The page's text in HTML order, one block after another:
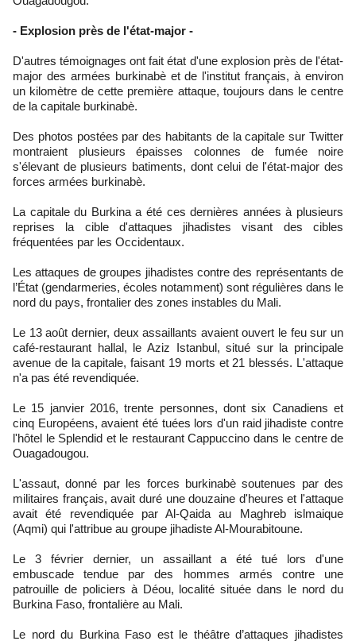
- Explosion près de l'état-major -
D'autres témoignages ont fait état d'une explosion près de l'état-
major des armées burkinabè et de l'institut français, à environ
un kilomètre de cette première attaque, toujours dans le centre
de la capitale burkinabè.
Des photos postées par des habitants de la capitale sur Twitter
montraient plusieurs épaisses colonnes de fumée noire
s'élevant de plusieurs batiments, dont celui de l'état-major des
forces armées burkinabè.
La capitale du Burkina a été ces dernières années à plusieurs
reprises la cible d'attaques jihadistes visant des cibles
fréquentées par les Occidentaux.
Les attaques de groupes jihadistes contre des représentants de
l’État (gendarmeries, écoles notamment) sont régulières dans le
nord du pays, frontalier des zones instables du Mali.
Le 13 août dernier, deux assaillants avaient ouvert le feu sur un
café-restaurant hallal, le Aziz Istanbul, situé sur la principale
avenue de la capitale, faisant 19 morts et 21 blessés. L'attaque
n'a pas été revendiquée.
Le 15 janvier 2016, trente personnes, dont six Canadiens et
cinq Européens, avaient été tuées lors d'un raid jihadiste contre
l'hôtel le Splendid et le restaurant Cappuccino dans le centre de
Ouagadougou.
L'assaut, donné par les forces burkinabè soutenues par des
militaires français, avait duré une douzaine d'heures et l'attaque
avait été revendiquée par Al-Qaida au Maghreb islmaique
(Aqmi) qui l'attribue au groupe jihadiste Al-Mourabitoune.
Le 3 février dernier, un assaillant a été tué lors d'une
embuscade tendue par des hommes armés contre une
patrouille de policiers à Déou, localité située dans le nord du
Burkina Faso, frontalière au Mali.
Le nord du Burkina Faso est le théâtre d’attaques jihadistes